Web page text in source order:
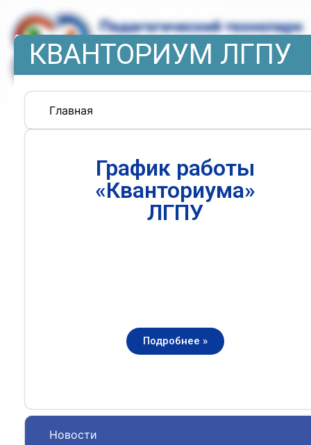
КВАНТОРИУМ ЛГПУ
Главная
Новости
График работы
«Кванториума»
ЛГПУ
Подробнее »